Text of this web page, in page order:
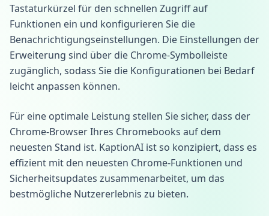
Tastaturkürzel für den schnellen Zugriff auf
Funktionen ein und konfigurieren Sie die
Benachrichtigungseinstellungen. Die Einstellungen der
Erweiterung sind über die Chrome-Symbolleiste
zugänglich, sodass Sie die Konfigurationen bei Bedarf
leicht anpassen können.
Für eine optimale Leistung stellen Sie sicher, dass der
Chrome-Browser Ihres Chromebooks auf dem
neuesten Stand ist. KaptionAI ist so konzipiert, dass es
effizient mit den neuesten Chrome-Funktionen und
Sicherheitsupdates zusammenarbeitet, um das
bestmögliche Nutzererlebnis zu bieten.